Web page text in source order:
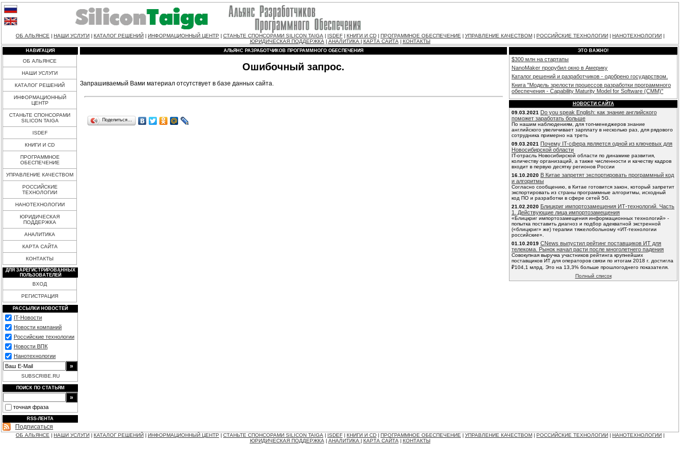
ОБ АЛЬЯНСЕ НАШИ УСЛУГИ КАТАЛОГ РЕШЕНИЙ ИНФОРМАЦИОННЫЙ ЦЕНТР СТАНЬТЕ СПОНСОРАМИ SILICON TAIGA ISDEF КНИГИ И CD ПРОГРАММНОЕ ОБЕСПЕЧЕНИЕ УПРАВЛЕНИЕ КАЧЕСТВОМ РОССИЙСКИЕ ТЕХНОЛОГИИ НАНОТЕХНОЛОГИИ
ЮРИДИЧЕСКАЯ ПОДДЕРЖКА| АНАЛИТИКА КАРТА САЙТА| КОНТАКТЫ
НАВИГАЦИЯ
ОБ АЛЬЯНСЕ
НАШИ УСЛУГИ
КАТАЛОГ РЕШЕНИЙ
ИНФОРМАЦИОННЫЙ
ЦЕНТР
СТАНЬТЕ СПОНСОРАМИ
SILICON TAIGA
ISDEF
КНИГИ И CD
ПРОГРАММНОЕ
ОБЕСПЕЧЕНИЕ
УПРАВЛЕНИЕ КАЧЕСТВОМ
РОССИЙСКИЕ
ТЕХНОЛОГИИ
НАНОТЕХНОЛОГИИ
ЮРИДИЧЕСКАЯ
ПОДДЕРЖКА
АНАЛИТИКА
КАРТА САЙТА
КОНТАКТЫ
ДЛЯ ЗАРЕГИСТРИРОВАННЫХ
ПОЛЬЗОВАТЕЛЕЙ
ВХОД
РЕГИСТРАЦИЯ
РАССЫЛКИ НОВОСТЕЙ
IT-Новости
Новости компаний
Российские технологии
Новости ВПК
Нанотехнологии
SUBSCRIBE.RU
ПОИСК ПО СТАТЬЯМ
точная фраза
RSS-ЛЕНТА
Подписаться
АЛЬЯНС РАЗРАБОТЧИКОВ ПРОГРАММНОГО ОБЕСПЕЧЕНИЯ
Ошибочный запрос.
Запрашиваемый Вами материал отсутствует в базе данных сайта.
Поделиться…
ЭТО ВАЖНО!
$300 млн на стартапы
NanoMaker прорубил окно в Америку
Каталог решений и разработчиков - одобрено государством.
Книга "Модель зрелости процессов разработки программного
обеспечения - Capability Maturity Model for Software (CMM)"
НОВОСТИ САЙТА
09.03.2021 Do you speak English: как знание английского
поможет заработать больше
По нашим наблюдениям, для топ-менеджеров знание
английского увеличивает зарплату в несколько раз, для рядового
сотрудника примерно на треть
09.03.2021 Почему IT-сфера является одной из ключевых для
Новосибирской области
IT-отрасль Новосибирской области по динамике развития,
количеству организаций, а также численности и качеству кадров
входит в первую десятку регионов России
16.10.2020 В Китае запретят экспортировать программный код
и алгоритмы
Согласно сообщению, в Китае готовится закон, который запретит
экспортировать из страны программные алгоритмы, исходный
код ПО и разработки в сфере сетей 5G.
21.02.2020 Блицкриг импортозамещения ИТ-технологий. Часть
1. Действующие лица импортозамещения
«Блицкриг импортозамещения информационных технологий» -
попытка поставить диагноз и подбор адекватной экстренной
(«блицкриг» же) терапии тяжелобольному «ИТ-технологии
российские».
01.10.2019 CNews выпустил рейтинг поставщиков ИТ для
телекома. Рынок начал расти после многолетнего падения
Совокупная выручка участников рейтинга крупнейших
поставщиков ИТ для операторов связи по итогам 2018 г. достигла
₽104,1 млрд. Это на 13,3% больше прошлогоднего показателя.
Полный список
ОБ АЛЬЯНСЕ НАШИ УСЛУГИ КАТАЛОГ РЕШЕНИЙ ИНФОРМАЦИОННЫЙ ЦЕНТР СТАНЬТЕ СПОНСОРАМИ SILICON TAIGA ISDEF КНИГИ И CD ПРОГРАММНОЕ ОБЕСПЕЧЕНИЕ УПРАВЛЕНИЕ КАЧЕСТВОМ РОССИЙСКИЕ ТЕХНОЛОГИИ НАНОТЕХНОЛОГИИ
ЮРИДИЧЕСКАЯ ПОДДЕРЖКА| АНАЛИТИКА КАРТА САЙТА| КОНТАКТЫ